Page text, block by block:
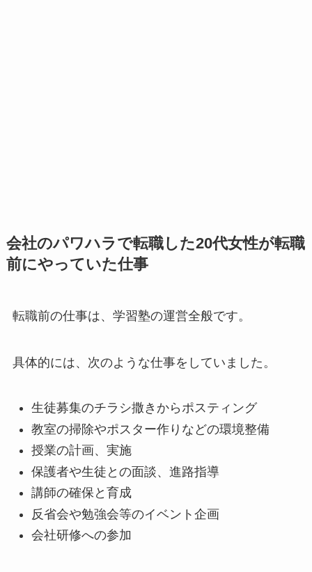
会社のパワハラで転職した20代女性が転職
前にやっていた仕事
転職前の仕事は、学習塾の運営全般です。
具体的には、次のような仕事をしていました。
生徒募集のチラシ撒きからポスティング
教室の掃除やポスター作りなどの環境整備
授業の計画、実施
保護者や生徒との面談、進路指導
講師の確保と育成
反省会や勉強会等のイベント企画
会社研修への参加